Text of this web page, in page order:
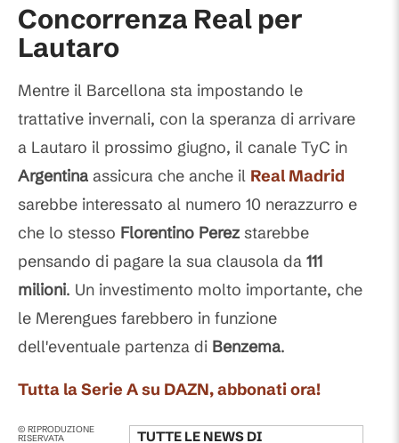
Concorrenza Real per
Lautaro
Mentre il Barcellona sta impostando le
trattative invernali, con la speranza di arrivare
a Lautaro il prossimo giugno, il canale TyC in
Argentina assicura che anche il Real Madrid
sarebbe interessato al numero 10 nerazzurro e
che lo stesso Florentino Perezstarebbe
pensando di pagare la sua clausola da 111
milioni. Un investimento molto importante, che
le Merengues farebbero in funzione
dell'eventuale partenza di Benzema.
Tutta la Serie A su DAZN, abbonati ora!
© RIPRODUZIONE
RISERVATA TUTTE LE NEWS DI